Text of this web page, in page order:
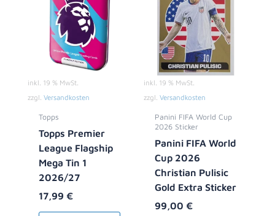
inkl. 19 % MwSt.
zzgl. Versandkosten
Topps
Topps Premier
League Flagship
Mega Tin 1
2026/27
17,99 €
inkl. 19 % MwSt.
zzgl. Versandkosten
Panini FIFA World Cup
2026 Sticker
Panini FIFA World
Cup 2026
Christian Pulisic
Gold Extra Sticker
99,00 €